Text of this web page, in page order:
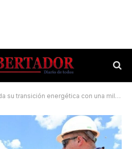
energética con una millonaria inversión en Santa Catalina